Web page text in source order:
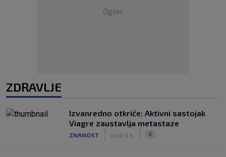
Oglas
ZDRAVLJE
Izvanredno otkriće: Aktivni sastojak
Viagre zaustavlja metastaze
ZNANOST prije 6 h 2